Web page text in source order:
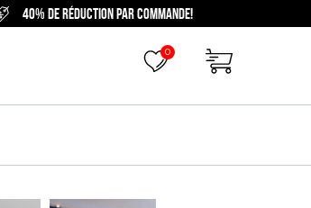
40% DE RÉDUCTION PAR COMMANDE!
0